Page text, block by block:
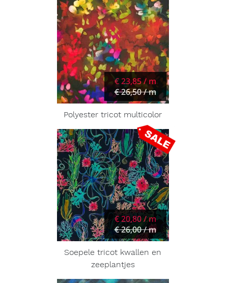
€ 23,85 / m
€ 26,50 / m
Polyester tricot multicolor
€ 20,80 / m
€ 26,00 / m
Soepele tricot kwallen en
zeeplantjes